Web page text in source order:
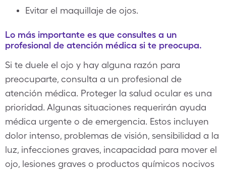
Evitar el maquillaje de ojos.
Lo más importante es que consultes a un
profesional de atención médica si te preocupa.
Si te duele el ojo y hay alguna razón para
preocuparte, consulta a un profesional de
atención médica. Proteger la salud ocular es una
prioridad. Algunas situaciones requerirán ayuda
médica urgente o de emergencia. Estos incluyen
dolor intenso, problemas de visión, sensibilidad a la
luz, infecciones graves, incapacidad para mover el
ojo, lesiones graves o productos químicos nocivos